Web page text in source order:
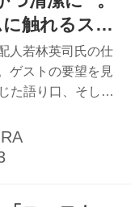
触れるスポ
「BIRDY.
人若林英司氏の仕
ゲストの要望を見
た語り口、そして
び。 「『Birdy グ
前から使い続けて
いるのは、第一に